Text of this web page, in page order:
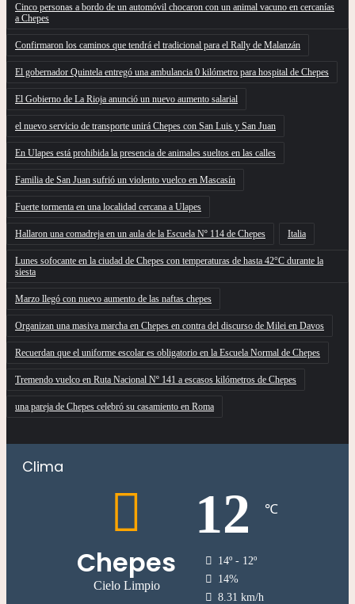
Cinco personas a bordo de un automóvil chocaron con un animal vacuno en cercanías
a Chepes
Confirmaron los caminos que tendrá el tradicional para el Rally de Malanzán
El gobernador Quintela entregó una ambulancia 0 kilómetro para hospital de Chepes
El Gobierno de La Rioja anunció un nuevo aumento salarial
el nuevo servicio de transporte unirá Chepes con San Luis y San Juan
En Ulapes está prohibida la presencia de animales sueltos en las calles
Familia de San Juan sufrió un violento vuelco en Mascasín
Fuerte tormenta en una localidad cercana a Ulapes
Hallaron una comadreja en un aula de la Escuela Nº 114 de Chepes Italia
Lunes sofocante en la ciudad de Chepes con temperaturas de hasta 42°C durante la
siesta
Marzo llegó con nuevo aumento de las naftas chepes
Organizan una masiva marcha en Chepes en contra del discurso de Milei en Davos
Recuerdan que el uniforme escolar es obligatorio en la Escuela Normal de Chepes
Tremendo vuelco en Ruta Nacional Nº 141 a escasos kilómetros de Chepes
una pareja de Chepes celebró su casamiento en Roma
Clima
Chepes
Cielo Limpio
12 ℃
14º - 12º
14%
8.31 km/h